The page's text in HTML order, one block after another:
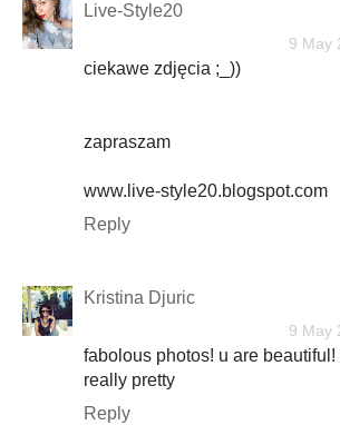
Live-Style20
9 May
ciekawe zdjęcia ;_))
zapraszam
www.live-style20.blogspot.com
Reply
Kristina Djuric
9 May
fabolous photos! u are
really pretty
Reply